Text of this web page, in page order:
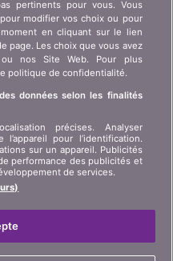
Protection des données
Informations juridiques
Plan du site
pertinents pour vous. Vous
modifier vos choix ou pour
en cliquant sur le lien
page. Les choix que vous avez
nos Site Web. Pour plus
politique de confidentialité.
données selon les finalités
précises. Analyser
pour l’identification.
sur un appareil. Publicités
performance des publicités et
de services.